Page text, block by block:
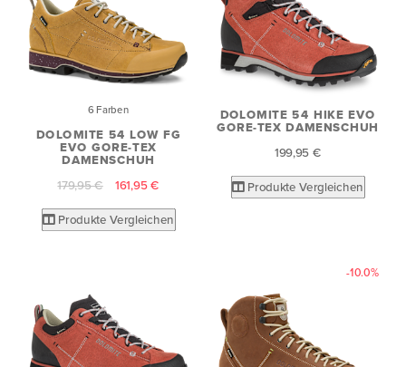
6 Farben
DOLOMITE 54 LOW FG
EVO GORE-TEX
DAMENSCHUH
179,95 €
161,95 €
Produkte Vergleichen
DOLOMITE 54 HIKE EVO
GORE-TEX DAMENSCHUH
199,95 €
Produkte Vergleichen
-10.0%